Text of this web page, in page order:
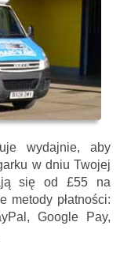
wydajnie, aby
w dniu Twojej
się od £55 na
metody płatności:
Google Pay,